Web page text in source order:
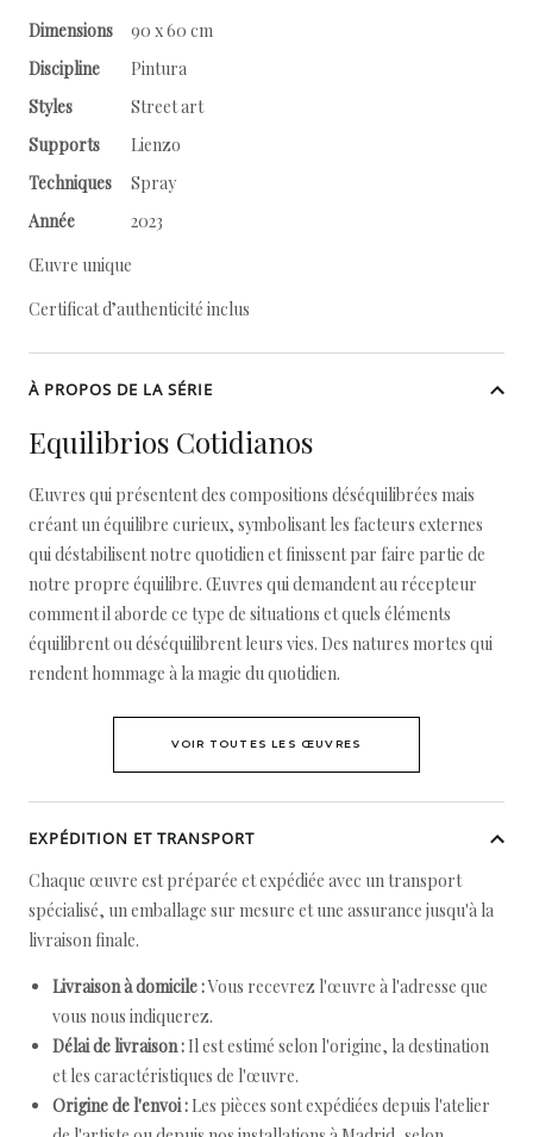
Dimensions
90 x 60 cm
Discipline
Pintura
Styles
Street art
Supports
Lienzo
Techniques
Spray
Année
2023
Œuvre unique
Certificat d’authenticité inclus
À PROPOS DE LA SÉRIE
Equilibrios Cotidianos
Œuvres qui présentent des compositions déséquilibrées mais
créant un équilibre curieux, symbolisant les facteurs externes
qui déstabilisent notre quotidien et finissent par faire partie de
notre propre équilibre. Œuvres qui demandent au récepteur
comment il aborde ce type de situations et quels éléments
équilibrent ou déséquilibrent leurs vies. Des natures mortes qui
rendent hommage à la magie du quotidien.
VOIR TOUTES LES ŒUVRES
EXPÉDITION ET TRANSPORT
Chaque œuvre est préparée et expédiée avec un transport
spécialisé, un emballage sur mesure et une assurance jusqu'à la
livraison finale.
Livraison à domicile :Vous recevrez l'œuvre à l'adresse que
vous nous indiquerez.
Délai de livraison : Il est estimé selon l'origine, la destination
et les caractéristiques de l'œuvre.
Origine de l'envoi : Les pièces sont expédiées depuis l'atelier